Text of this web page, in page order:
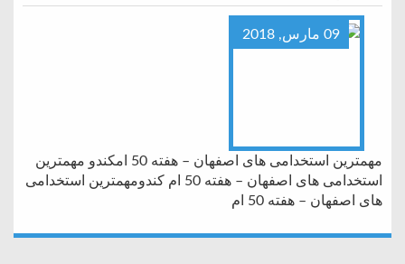
09 مارس, 2018
مهمترین استخدامی های اصفهان – هفته 50 امکندو مهمترین
استخدامی های اصفهان – هفته 50 ام کندومهمترین استخدامی
های اصفهان – هفته 50 ام